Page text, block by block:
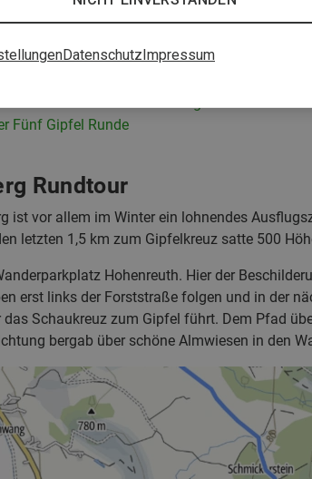
DatenschutzImpressum
Panoramaweg
Fünf Gipfel Runde
Rundtour
ist vor allem im Winter ein lohnendes
letzten 1,5 km zum Gipfelkreuz satte 500
Hohenreuth. Hier der
erst links der Forststraße folgen und in der
das Schaukreuz zum Gipfel führt. Dem Pfad
bergab über schöne Almwiesen in den